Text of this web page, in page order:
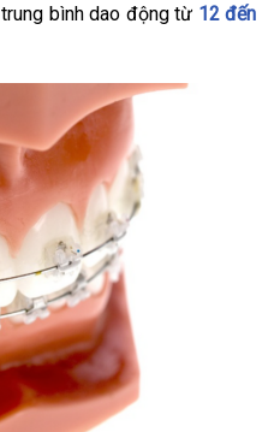
bình dao động từ 12 đến